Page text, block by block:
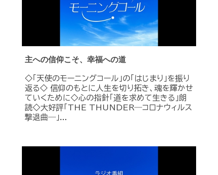
主への信仰こそ、幸福への道
◇「天使のモーニングコール」の「はじまり」を振り
返る◇ 信仰のもとに人生を切り拓き、魂を輝かせ
ていくために◇心の指針「道を求めて生きる」朗
読◇大好評「THE THUNDER―コロナウィルス
撃退曲―」...